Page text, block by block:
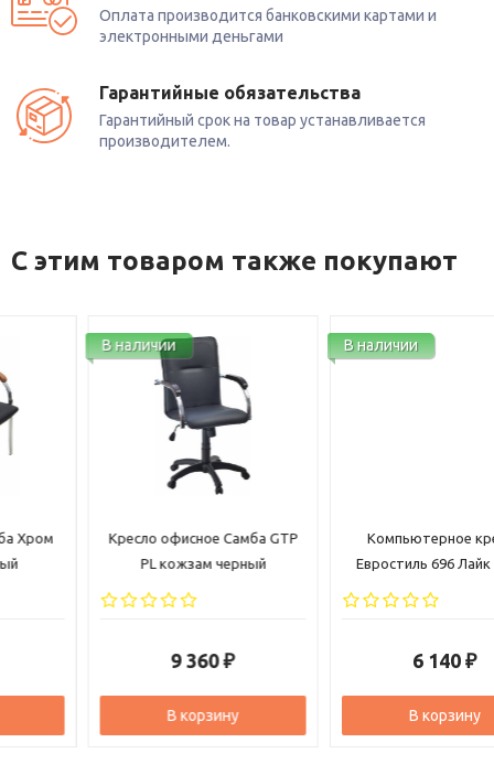
Оплата производится банковскими картами и
электронными деньгами
Гарантийные обязательства
Гарантийный срок на товар устанавливается
производителем.
С этим товаром также покупают
В наличии
Кресло офисное Самба GTP
PL кожзам черный
В наличии
Компьютерное кресло
Евростиль 696 Лайк ткань